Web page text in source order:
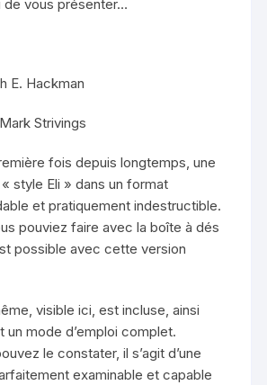
vous présenter…
E. Hackman
Strivings
fois depuis longtemps, une
style Eli » dans un format
et pratiquement indestructible.
pouviez faire avec la boîte à dés
possible avec cette version
visible ici, est incluse, ainsi
un mode d’emploi complet.
le constater, il s’agit d’une
examinable et capable